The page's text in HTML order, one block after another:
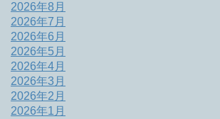
2026年8月
2026年7月
2026年6月
2026年5月
2026年4月
2026年3月
2026年2月
2026年1月